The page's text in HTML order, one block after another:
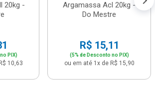
20kg -
PIX)
10,63
Argamassa Acl 20kg -
Do Mestre
R$ 15,11
(5% de Desconto no PIX)
ou em até 1x de R$ 15,90